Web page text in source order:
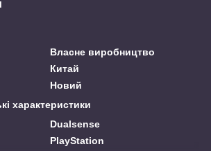
Власне виробництво
Китай
Новий
характеристики
Dualsense
PlayStation